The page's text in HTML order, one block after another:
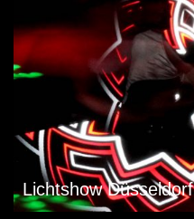
Lichtshow Düsseldorf